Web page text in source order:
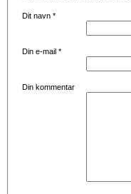
Dit navn *
Din e-mail *
Din kommentar